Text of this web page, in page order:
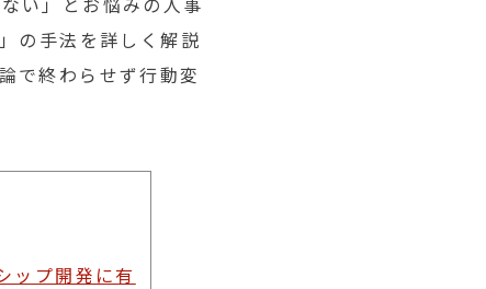
の手法を詳しく解説
で終わらせず行動変
ップ開発に有